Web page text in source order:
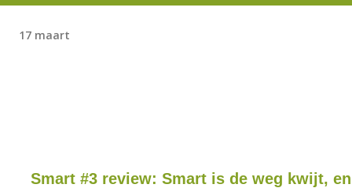
17 maart
Smart #3 review: Smart is de weg kwijt,